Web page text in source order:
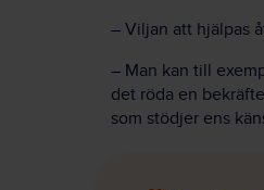
– Viljan att hjälpas
– Man kan till
det röda en
som stödjer ens